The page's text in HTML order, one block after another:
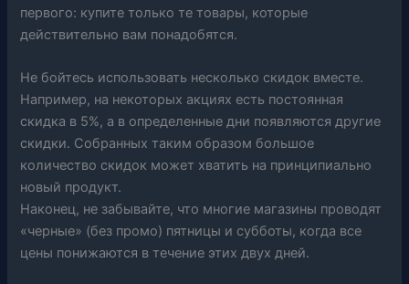
первого: купите только те товары, которые
действительно вам понадобятся.
Не бойтесь использовать несколько скидок вместе.
Например, на некоторых акциях есть постоянная
скидка в 5%, а в определенные дни появляются другие
скидки. Собранных таким образом большое
количество скидок может хватить на принципиально
новый продукт.
Наконец, не забывайте, что многие магазины проводят
«черные» (без промо) пятницы и субботы, когда все
цены понижаются в течение этих двух дней.